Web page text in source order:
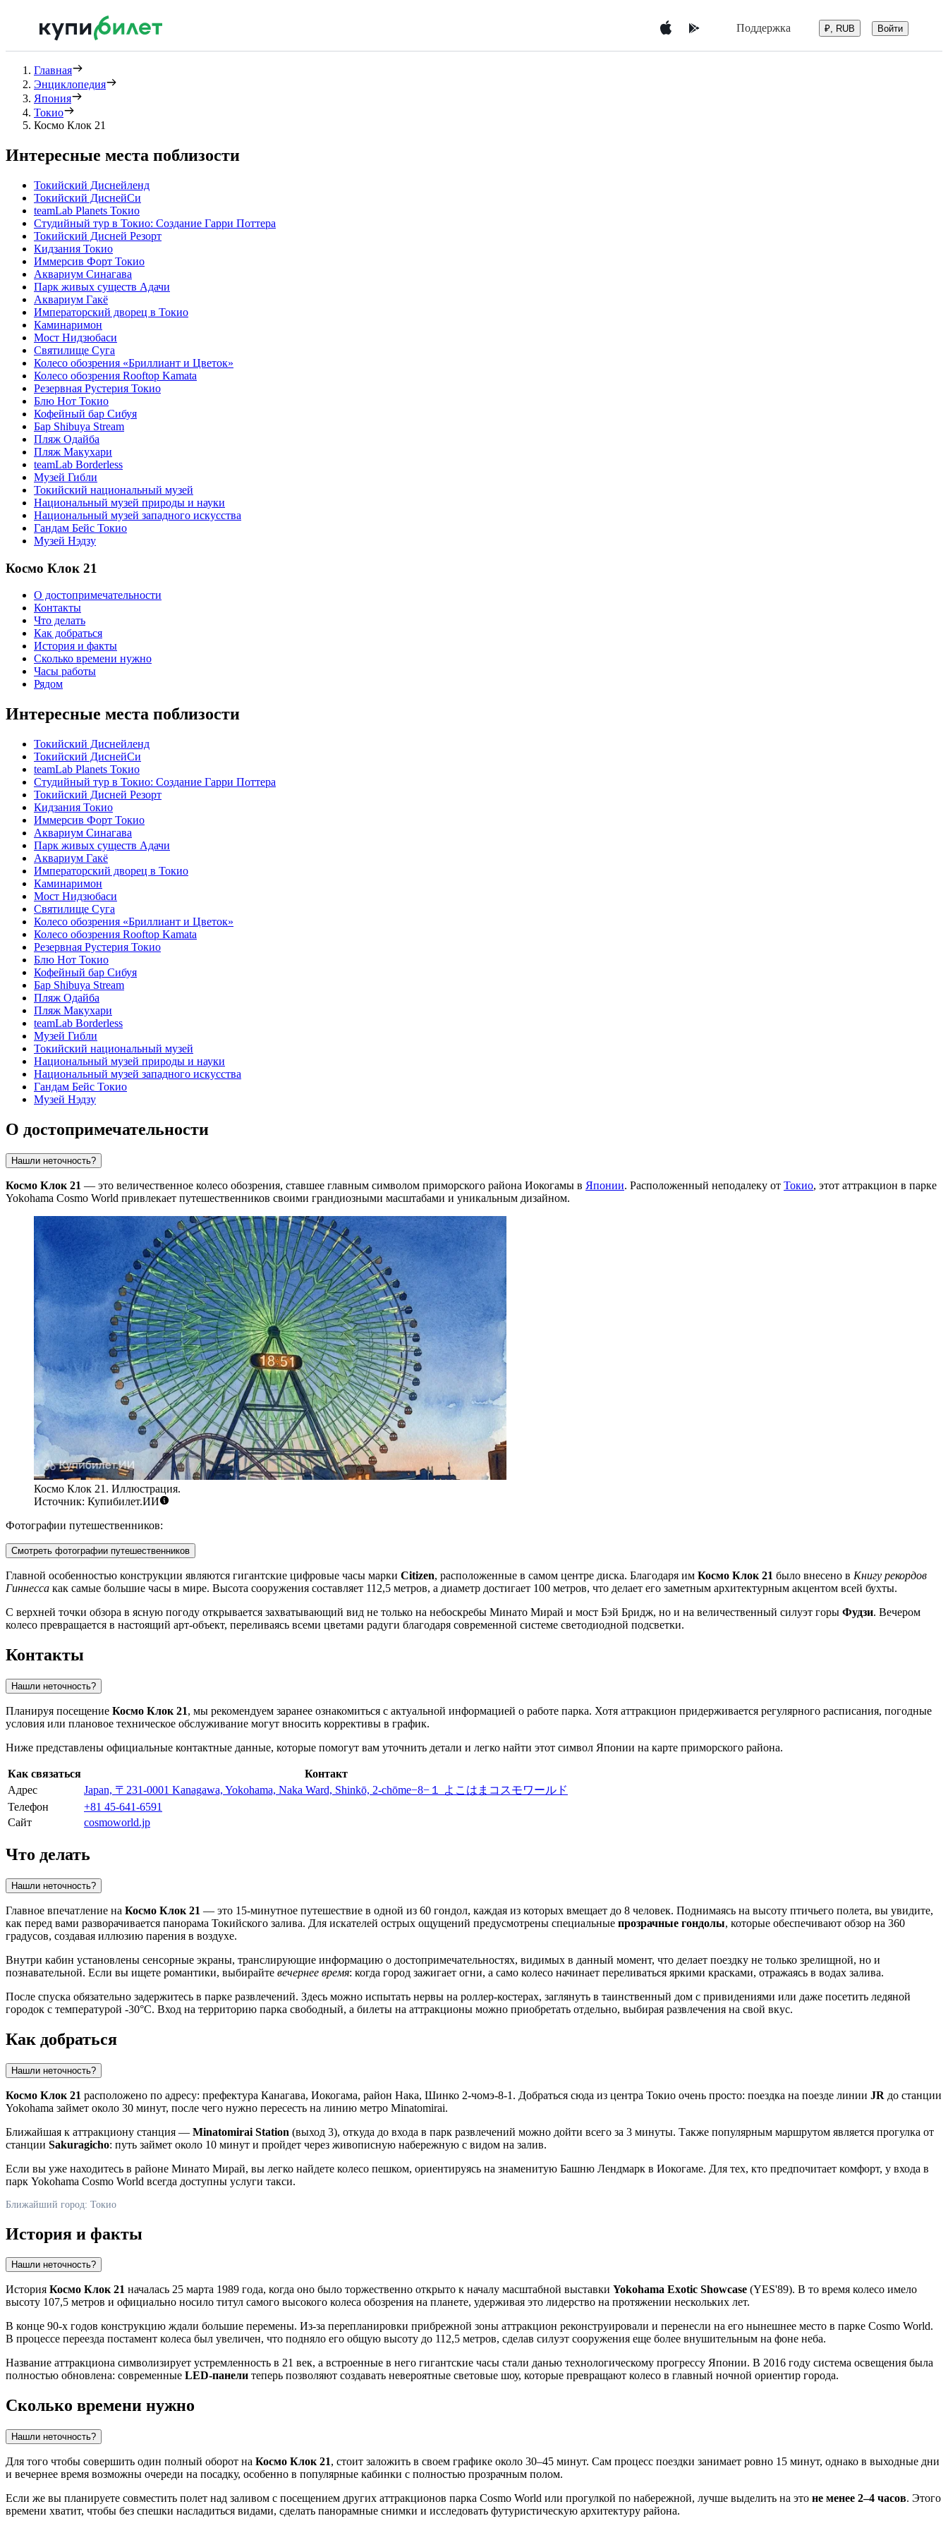
Поддержка ₽, RUB Войти
Главная
Энциклопедия
Япония
Токио
Космо Клок 21
Интересные места поблизости
Токийский Диснейленд
Токийский ДиснейСи
teamLab Planets Токио
Студийный тур в Токио: Создание Гарри Поттера
Токийский Дисней Резорт
Кидзания Токио
Иммерсив Форт Токио
Аквариум Синагава
Парк живых существ Адачи
Аквариум Гакё
Императорский дворец в Токио
Каминаримон
Мост Нидзюбаси
Святилище Суга
Колесо обозрения «Бриллиант и Цветок»
Колесо обозрения Rooftop Kamata
Резервная Рустерия Токио
Блю Нот Токио
Кофейный бар Сибуя
Бар Shibuya Stream
Пляж Одайба
Пляж Макухари
teamLab Borderless
Музей Гибли
Токийский национальный музей
Национальный музей природы и науки
Национальный музей западного искусства
Гандам Бейс Токио
Музей Нэдзу
Космо Клок 21
О достопримечательности
Контакты
Что делать
Как добраться
История и факты
Сколько времени нужно
Часы работы
Рядом
Интересные места поблизости
Токийский Диснейленд
Токийский ДиснейСи
teamLab Planets Токио
Студийный тур в Токио: Создание Гарри Поттера
Токийский Дисней Резорт
Кидзания Токио
Иммерсив Форт Токио
Аквариум Синагава
Парк живых существ Адачи
Аквариум Гакё
Императорский дворец в Токио
Каминаримон
Мост Нидзюбаси
Святилище Суга
Колесо обозрения «Бриллиант и Цветок»
Колесо обозрения Rooftop Kamata
Резервная Рустерия Токио
Блю Нот Токио
Кофейный бар Сибуя
Бар Shibuya Stream
Пляж Одайба
Пляж Макухари
teamLab Borderless
Музей Гибли
Токийский национальный музей
Национальный музей природы и науки
Национальный музей западного искусства
Гандам Бейс Токио
Музей Нэдзу
О достопримечательности
Нашли неточность?
Космо Клок 21 — это величественное колесо обозрения, ставшее главным символом приморского района Иокогамы в Японии. Расположенный неподалеку от Токио, этот аттракцион в парке
Yokohama Cosmo World привлекает путешественников своими грандиозными масштабами и уникальным дизайном.
Космо Клок 21. Иллюстрация.
Источник: Купибилет.ИИ
Фотографии путешественников:
Смотреть фотографии путешественников
Главной особенностью конструкции являются гигантские цифровые часы марки Citizen, расположенные в самом центре диска. Благодаря им Космо Клок 21 было внесено в Книгу рекордов
Гиннесса как самые большие часы в мире. Высота сооружения составляет 112,5 метров, а диаметр достигает 100 метров, что делает его заметным архитектурным акцентом всей бухты.
С верхней точки обзора в ясную погоду открывается захватывающий вид не только на небоскребы Минато Мирай и мост Бэй Бридж, но и на величественный силуэт горы Фудзи. Вечером
колесо превращается в настоящий арт-объект, переливаясь всеми цветами радуги благодаря современной системе светодиодной подсветки.
Контакты
Нашли неточность?
Планируя посещение Космо Клок 21, мы рекомендуем заранее ознакомиться с актуальной информацией о работе парка. Хотя аттракцион придерживается регулярного расписания, погодные
условия или плановое техническое обслуживание могут вносить коррективы в график.
Ниже представлены официальные контактные данные, которые помогут вам уточнить детали и легко найти этот символ Японии на карте приморского района.
Как связаться
Контакт
Адрес
Japan, 〒231-0001 Kanagawa, Yokohama, Naka Ward, Shinkō, 2-chōme−8−１ よこはまコスモワールド
Телефон
+81 45-641-6591
Сайт
cosmoworld.jp
Что делать
Нашли неточность?
Главное впечатление на Космо Клок 21 — это 15-минутное путешествие в одной из 60 гондол, каждая из которых вмещает до 8 человек. Поднимаясь на высоту птичьего полета, вы увидите,
как перед вами разворачивается панорама Токийского залива. Для искателей острых ощущений предусмотрены специальные прозрачные гондолы, которые обеспечивают обзор на 360
градусов, создавая иллюзию парения в воздухе.
Внутри кабин установлены сенсорные экраны, транслирующие информацию о достопримечательностях, видимых в данный момент, что делает поездку не только зрелищной, но и
познавательной. Если вы ищете романтики, выбирайте вечернее время: когда город зажигает огни, а само колесо начинает переливаться яркими красками, отражаясь в водах залива.
После спуска обязательно задержитесь в парке развлечений. Здесь можно испытать нервы на роллер-костерах, заглянуть в таинственный дом с привидениями или даже посетить ледяной
городок с температурой -30°C. Вход на территорию парка свободный, а билеты на аттракционы можно приобретать отдельно, выбирая развлечения на свой вкус.
Как добраться
Нашли неточность?
Космо Клок 21 расположено по адресу: префектура Канагава, Иокогама, район Нака, Шинко 2-чомэ-8-1. Добраться сюда из центра Токио очень просто: поездка на поезде линии JR до станции
Yokohama займет около 30 минут, после чего нужно пересесть на линию метро Minatomirai.
Ближайшая к аттракциону станция — Minatomirai Station (выход 3), откуда до входа в парк развлечений можно дойти всего за 3 минуты. Также популярным маршрутом является прогулка от
станции Sakuragicho: путь займет около 10 минут и пройдет через живописную набережную с видом на залив.
Если вы уже находитесь в районе Минато Мирай, вы легко найдете колесо пешком, ориентируясь на знаменитую Башню Лендмарк в Иокогаме. Для тех, кто предпочитает комфорт, у входа в
парк Yokohama Cosmo World всегда доступны услуги такси.
Ближайший город: Токио
История и факты
Нашли неточность?
История Космо Клок 21 началась 25 марта 1989 года, когда оно было торжественно открыто к началу масштабной выставки Yokohama Exotic Showcase (YES'89). В то время колесо имело
высоту 107,5 метров и официально носило титул самого высокого колеса обозрения на планете, удерживая это лидерство на протяжении нескольких лет.
В конце 90-х годов конструкцию ждали большие перемены. Из-за перепланировки прибрежной зоны аттракцион реконструировали и перенесли на его нынешнее место в парке Cosmo World.
В процессе переезда постамент колеса был увеличен, что подняло его общую высоту до 112,5 метров, сделав силуэт сооружения еще более внушительным на фоне неба.
Название аттракциона символизирует устремленность в 21 век, а встроенные в него гигантские часы стали данью технологическому прогрессу Японии. В 2016 году система освещения была
полностью обновлена: современные LED-панели теперь позволяют создавать невероятные световые шоу, которые превращают колесо в главный ночной ориентир города.
Сколько времени нужно
Нашли неточность?
Для того чтобы совершить один полный оборот на Космо Клок 21, стоит заложить в своем графике около 30–45 минут. Сам процесс поездки занимает ровно 15 минут, однако в выходные дни
и вечернее время возможны очереди на посадку, особенно в популярные кабинки с полностью прозрачным полом.
Если же вы планируете совместить полет над заливом с посещением других аттракционов парка Cosmo World или прогулкой по набережной, лучше выделить на это не менее 2–4 часов. Этого
времени хватит, чтобы без спешки насладиться видами, сделать панорамные снимки и исследовать футуристическую архитектуру района.